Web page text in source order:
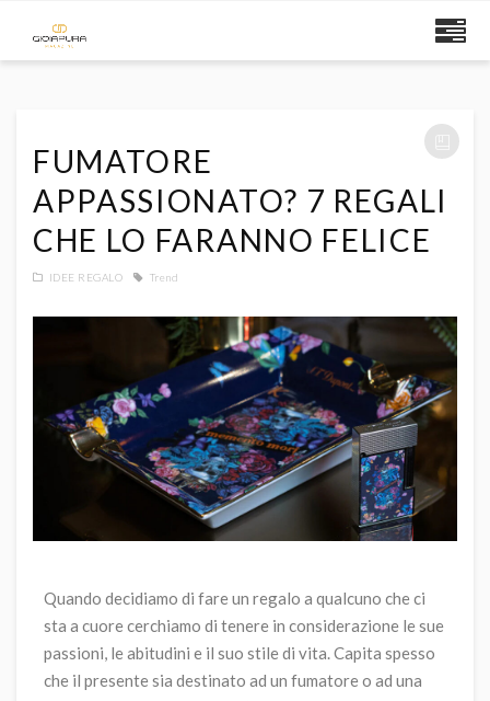
FUMATORE
APPASSIONATO? 7 REGALI
CHE LO FARANNO FELICE
IDEE REGALO Trend
Quando decidiamo di fare un regalo a qualcuno che ci
sta a cuore cerchiamo di tenere in considerazione le sue
passioni, le abitudini e il suo stile di vita. Capita spesso
che il presente sia destinato ad un fumatore o ad una